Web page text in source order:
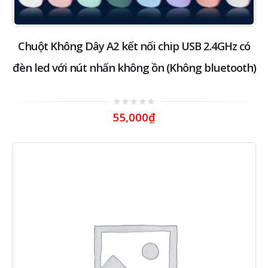
Chuột Không Dây A2 kết nối chip USB 2.4GHz có
đèn led với nút nhấn không ồn (Không bluetooth)
out
55,000₫